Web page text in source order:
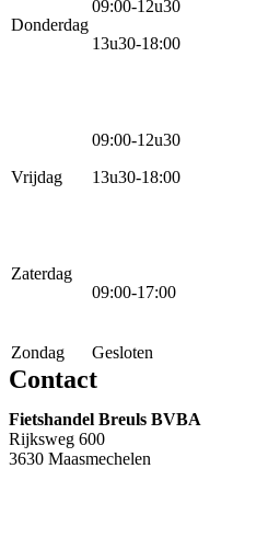
Donderdag
09:00-12u30
13u30-18:00
Vrijdag
09:00-12u30
13u30-18:00
Zaterdag
09:00-17:00
Zondag Gesloten
Contact
Fietshandel Breuls BVBA
Rijksweg 600
3630 Maasmechelen